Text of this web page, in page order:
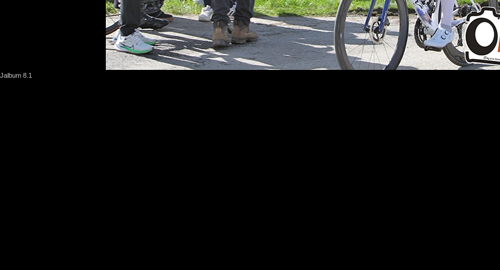
Jalbum 8.1